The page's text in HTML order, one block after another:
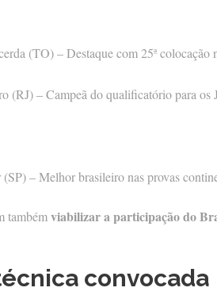
(TO) – Destaque com 25ª
(RJ) – Campeã do qualificatório para
– Melhor brasileiro nas provas
tambémviabilizar a participação do
convocada